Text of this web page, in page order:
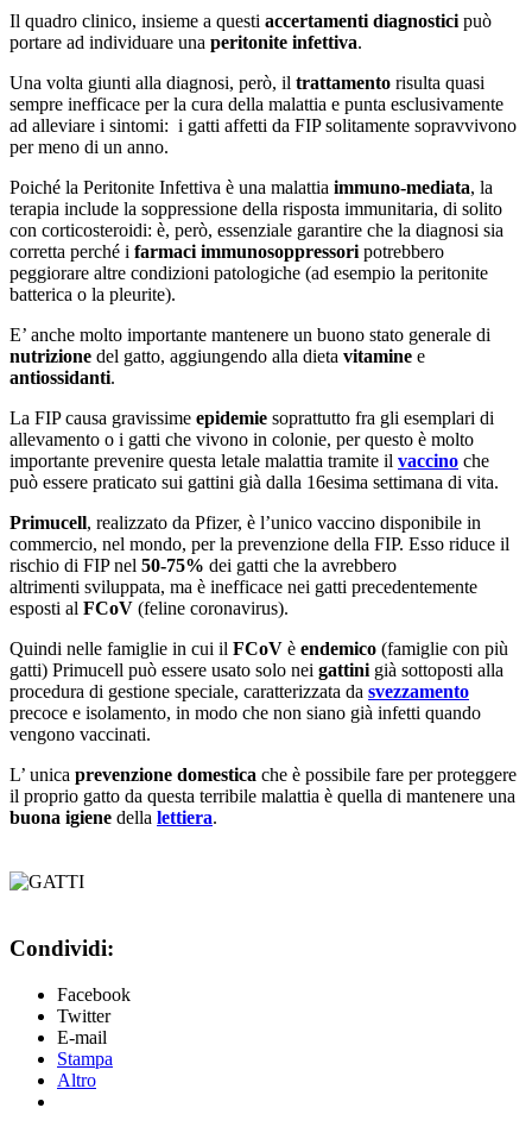
Il quadro clinico, insieme a questi accertamenti diagnostici può
portare ad individuare una peritonite infettiva.
Una volta giunti alla diagnosi, però, il trattamento risulta quasi
sempre inefficace per la cura della malattia e punta esclusivamente
ad alleviare i sintomi: i gatti affetti da FIP solitamente sopravvivono
per meno di un anno.
Poiché la Peritonite Infettiva è una malattia immuno-mediata, la
terapia include la soppressione della risposta immunitaria, di solito
con corticosteroidi: è, però, essenziale garantire che la diagnosi sia
corretta perché i farmaci immunosoppressori potrebbero
peggiorare altre condizioni patologiche (ad esempio la peritonite
batterica o la pleurite).
E’ anche molto importante mantenere un buono stato generale di
nutrizione del gatto, aggiungendo alla dieta vitamine e
antiossidanti.
La FIP causa gravissime epidemie soprattutto fra gli esemplari di
allevamento o i gatti che vivono in colonie, per questo è molto
importante prevenire questa letale malattia tramite il vaccino che
può essere praticato sui gattini già dalla 16esima settimana di vita.
Primucell, realizzato da Pfizer, è l’unico vaccino disponibile in
commercio, nel mondo, per la prevenzione della FIP. Esso riduce il
rischio di FIP nel 50-75% dei gatti che la avrebbero
altrimenti sviluppata, ma è inefficace nei gatti precedentemente
esposti al FCoV (feline coronavirus).
Quindi nelle famiglie in cui il FCoV è endemico (famiglie con più
gatti) Primucell può essere usato solo nei gattini già sottoposti alla
procedura di gestione speciale, caratterizzata da svezzamento
precoce e isolamento, in modo che non siano già infetti quando
vengono vaccinati.
L’ unica prevenzione domestica che è possibile fare per proteggere
il proprio gatto da questa terribile malattia è quella di mantenere una
buona igiene della lettiera.
Condividi:
Facebook
Twitter
E-mail
Stampa
Altro